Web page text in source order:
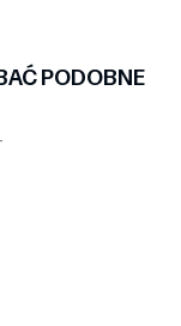
PODOBNE